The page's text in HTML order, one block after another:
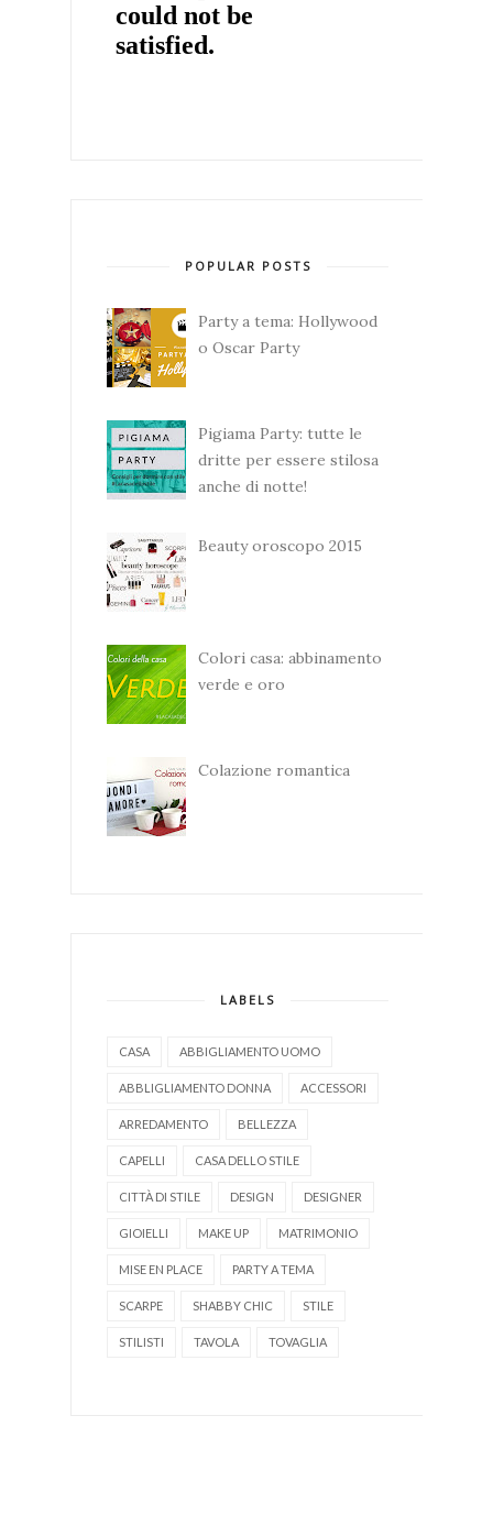
POPULAR POSTS
Party a tema: Hollywood
o Oscar Party
Pigiama Party: tutte le
dritte per essere stilosa
anche di notte!
Beauty oroscopo 2015
Colori casa: abbinamento
verde e oro
Colazione romantica
LABELS
CASA ABBIGLIAMENTO UOMO
ABBLIGLIAMENTO DONNA ACCESSORI
ARREDAMENTO BELLEZZA
CAPELLI CASA DELLO STILE
CITTÀ DI STILE DESIGN DESIGNER
GIOIELLI MAKE UP MATRIMONIO
MISE EN PLACE PARTY A TEMA
SCARPE SHABBY CHIC STILE
STILISTI TAVOLA TOVAGLIA